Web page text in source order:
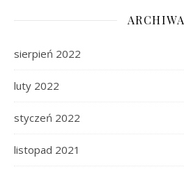
ARCHIWA
sierpień 2022
luty 2022
styczeń 2022
listopad 2021